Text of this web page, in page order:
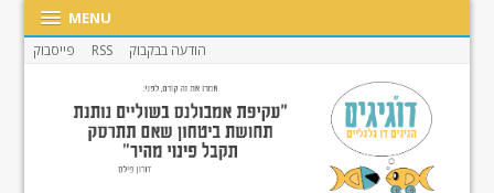
MENU
הודעה בבקבוק RSS פייסבוק